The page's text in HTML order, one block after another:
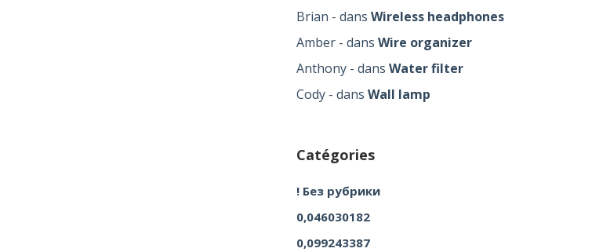
Brian
dans Wireless headphones
Amber
dans Wire organizer
Anthony
dans Water filter
Cody
dans Wall lamp
Catégories
! Без рубрики
0,046030182
0,099243387